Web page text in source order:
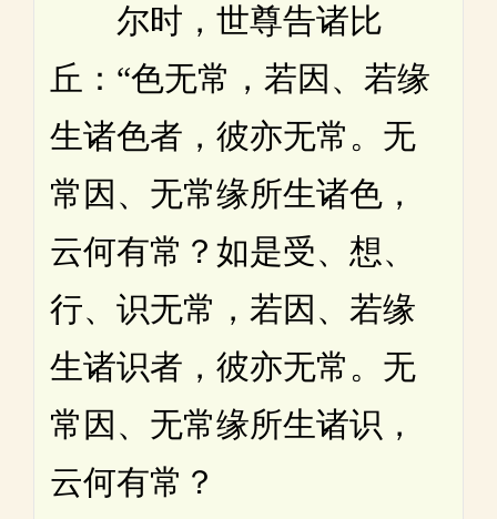
尔时，世尊告诸比
丘：“色无常，若因、若缘
生诸色者，彼亦无常。无
常因、无常缘所生诸色，
云何有常？如是受、想、
行、识无常，若因、若缘
生诸识者，彼亦无常。无
常因、无常缘所生诸识，
云何有常？